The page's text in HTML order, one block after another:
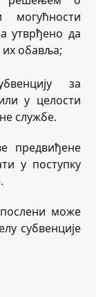
утврђено да
обавља;
за
у целости
службе.
предвиђене
у поступку
може
субвенције